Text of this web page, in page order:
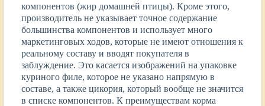
компонентов (жир домашней птицы). Кроме этого,
производитель не указывает точное содержание
большинства компонентов и использует много
маркетинговых ходов, которые не имеют отношения к
реальному составу и вводят покупателя в
заблуждение. Это касается изображений на упаковке
куриного филе, которое не указано напрямую в
составе, а также цикория, который вообще не значится
в списке компонентов. К преимуществам корма